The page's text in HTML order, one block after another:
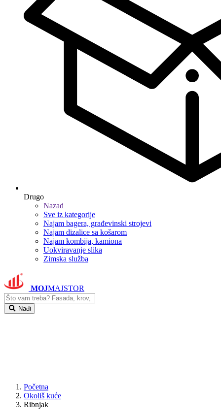
Drugo
Nazad
Sve iz kategorije
Najam bagera, građevinski strojevi
Najam dizalice sa košarom
Najam kombija, kamiona
Uokviravanje slika
Zimska služba
MOJMAJSTOR
Nađi
Početna
Okoliš kuće
Ribnjak